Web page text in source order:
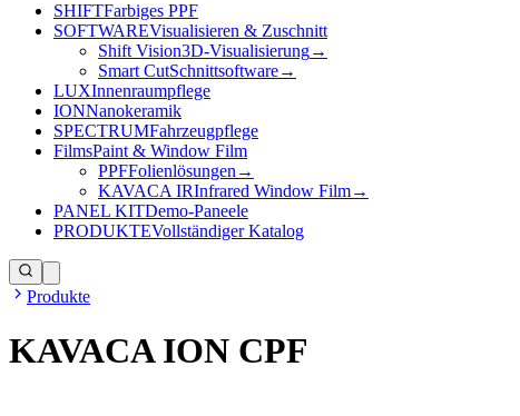
SHIFTFarbiges PPF
SOFTWAREVisualisieren & Zuschnitt
Shift Vision3D-Visualisierung→
Smart CutSchnittsoftware→
LUXInnenraumpflege
IONNanokeramik
SPECTRUMFahrzeugpflege
FilmsPaint & Window Film
PPFFolienlösungen →
KAVACA IRInfrared Window Film→
PANEL KITDemo-Paneele
PRODUKTEVollständiger Katalog
Produkte
KAVACA ION CPF